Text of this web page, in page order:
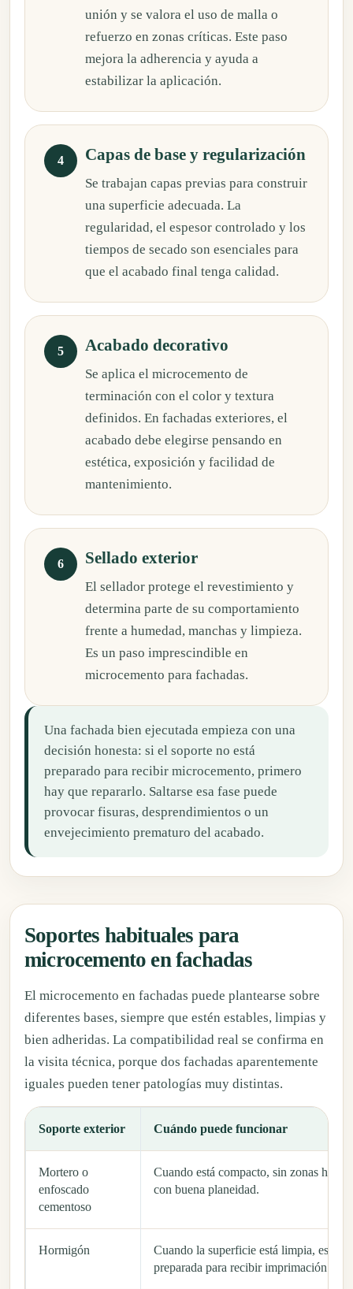
unión y se valora el uso de malla o
refuerzo en zonas críticas. Este paso
mejora la adherencia y ayuda a
estabilizar la aplicación.
Capas de base y regularización
Se trabajan capas previas para construir
una superficie adecuada. La
regularidad, el espesor controlado y los
tiempos de secado son esenciales para
que el acabado final tenga calidad.
Acabado decorativo
Se aplica el microcemento de
terminación con el color y textura
definidos. En fachadas exteriores, el
acabado debe elegirse pensando en
estética, exposición y facilidad de
mantenimiento.
Sellado exterior
El sellador protege el revestimiento y
determina parte de su comportamiento
frente a humedad, manchas y limpieza.
Es un paso imprescindible en
microcemento para fachadas.
Una fachada bien ejecutada empieza con una
decisión honesta: si el soporte no está
preparado para recibir microcemento, primero
hay que repararlo. Saltarse esa fase puede
provocar fisuras, desprendimientos o un
envejecimiento prematuro del acabado.
Soportes habituales para
microcemento en fachadas
El microcemento en fachadas puede plantearse sobre
diferentes bases, siempre que estén estables, limpias y
bien adheridas. La compatibilidad real se confirma en
la visita técnica, porque dos fachadas aparentemente
iguales pueden tener patologías muy distintas.
Soporte exterior Cuándo puede funcionar
Mortero o
enfoscado
cementoso
Cuando está compacto, sin zonas
con buena planeidad.
Hormigón
Cuando la superficie está limpia,
preparada para recibir imprimación.